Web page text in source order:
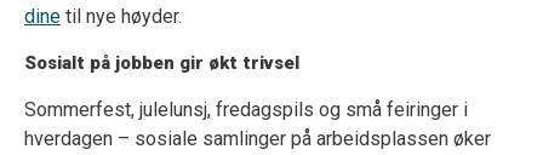
dine til nye høyder.
Sosialt på jobben gir økt trivsel
Sommerfest, julelunsj, fredagspils og små feiringer i
hverdagen – sosiale samlinger på arbeidsplassen øker